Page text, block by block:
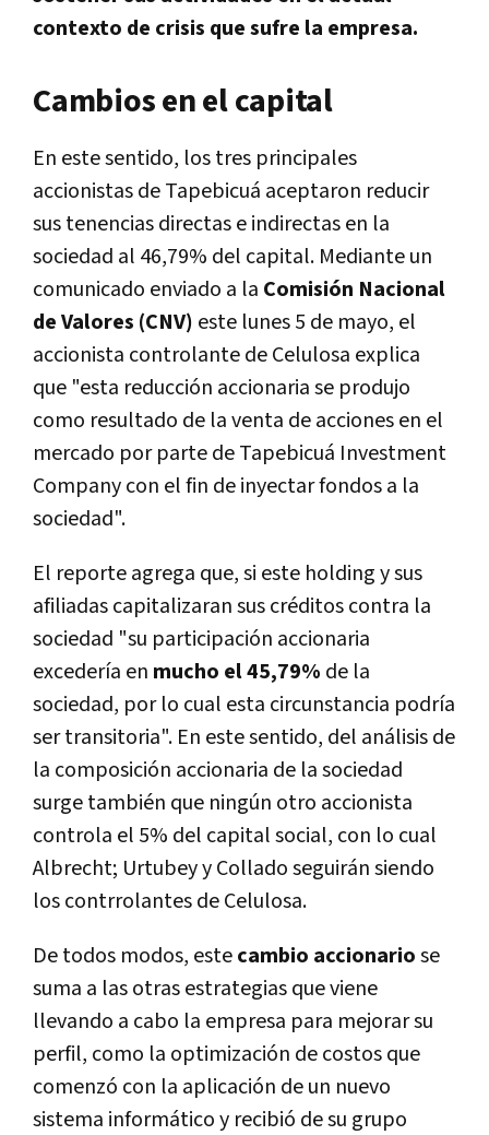
contexto de crisis que sufre la empresa.
Cambios en el capital
En este sentido, los tres principales
accionistas de Tapebicuá aceptaron reducir
sus tenencias directas e indirectas en la
sociedad al 46,79% del capital. Mediante un
comunicado enviado a la Comisión Nacional
de Valores (CNV) este lunes 5 de mayo, el
accionista controlante de Celulosa explica
que "esta reducción accionaria se produjo
como resultado de la venta de acciones en el
mercado por parte de Tapebicuá Investment
Company con el fin de inyectar fondos a la
sociedad".
El reporte agrega que, si este holding y sus
afiliadas capitalizaran sus créditos contra la
sociedad "su participación accionaria
excedería en mucho el 45,79% de la
sociedad, por lo cual esta circunstancia podría
ser transitoria". En este sentido, del análisis de
la composición accionaria de la sociedad
surge también que ningún otro accionista
controla el 5% del capital social, con lo cual
Albrecht; Urtubey y Collado seguirán siendo
los contrrolantes de Celulosa.
De todos modos, estecambio accionariose
suma a las otras estrategias que viene
llevando a cabo la empresa para mejorar su
perfil, como la optimización de costos que
comenzó con la aplicación de un nuevo
sistema informático y recibió de su grupo